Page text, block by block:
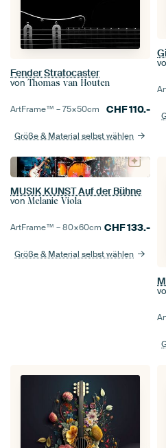
Fender Stratocaster
von Thomas van Houten
ArtFrame™ –75×50cm CHF110.-
Größe & Material selbst wählen
MUSIK KUNST Auf der Bühne
von Melanie Viola
ArtFrame™ –80×60cm CHF133.-
Größe & Material selbst wählen